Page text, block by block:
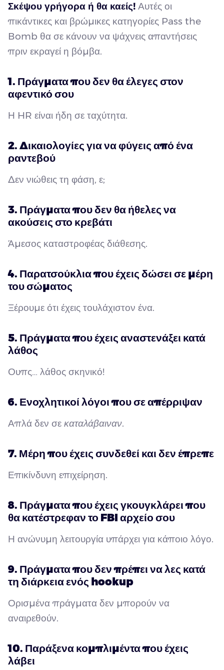
Σκέψου γρήγορα ή θα καείς! Αυτές οι
πικάντικες και βρώμικες κατηγορίες Pass the
Bomb θα σε κάνουν να ψάχνεις απαντήσεις
πριν εκραγεί η βόμβα.
1. Πράγματα που δεν θα έλεγες στον
αφεντικό σου
Η HR είναι ήδη σε ταχύτητα.
2. Δικαιολογίες για να φύγεις από ένα
ραντεβού
Δεν νιώθεις τη φάση, ε;
3. Πράγματα που δεν θα ήθελες να
ακούσεις στο κρεβάτι
Άμεσος καταστροφέας διάθεσης.
4. Παρατσούκλια που έχεις δώσει σε μέρη
του σώματος
Ξέρουμε ότι έχεις τουλάχιστον ένα.
5. Πράγματα που έχεις αναστενάξει κατά
λάθος
Ουπς… λάθος σκηνικό!
6. Ενοχλητικοί λόγοι που σε απέρριψαν
Απλά δεν σε καταλάβαιναν.
7. Μέρη που έχεις συνδεθεί και δεν έπρεπε
Επικίνδυνη επιχείρηση.
8. Πράγματα που έχεις γκουγκλάρει που
θα κατέστρεφαν το FBI αρχείο σου
Η ανώνυμη λειτουργία υπάρχει για κάποιο λόγο.
9. Πράγματα που δεν πρέπει να λες κατά
τη διάρκεια ενός hookup
Ορισμένα πράγματα δεν μπορούν να
αναιρεθούν.
10. Παράξενα κομπλιμέντα που έχεις
λάβει